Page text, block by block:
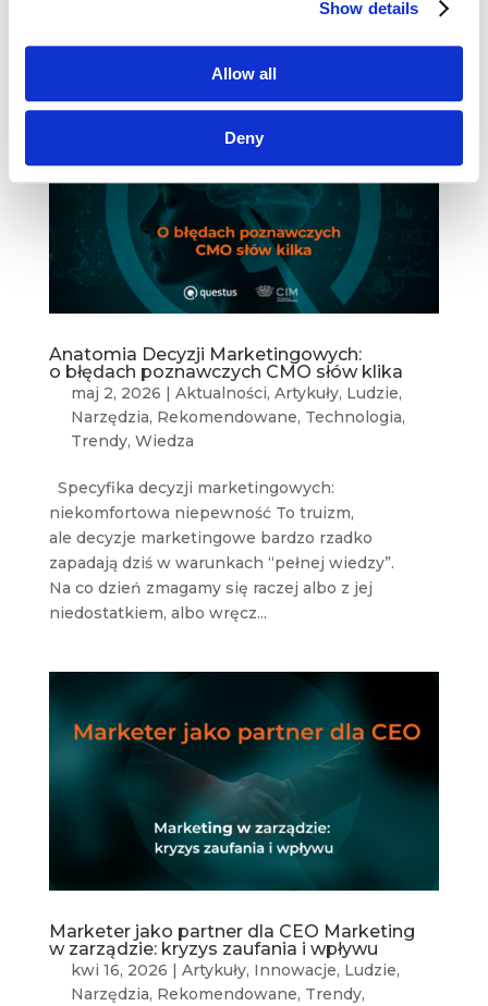
Show details
Allow all
Deny
doświadczenia klienta. Popularny “ceiks” stał się
Anatomia Decyzji Marketingowych:
o błędach poznawczych CMO słów klika
maj 2, 2026 | Aktualności, Artykuły, Ludzie,
Narzędzia, Rekomendowane, Technologia,
Trendy, Wiedza
Specyfika decyzji marketingowych:
niekomfortowa niepewność To truizm,
ale decyzje marketingowe bardzo rzadko
zapadają dziś w warunkach “pełnej wiedzy”.
Na co dzień zmagamy się raczej albo z jej
niedostatkiem, albo wręcz...
Marketer jako partner dla CEO Marketing
w zarządzie: kryzys zaufania i wpływu
kwi 16, 2026 | Artykuły, Innowacje, Ludzie,
Narzędzia, Rekomendowane, Trendy,